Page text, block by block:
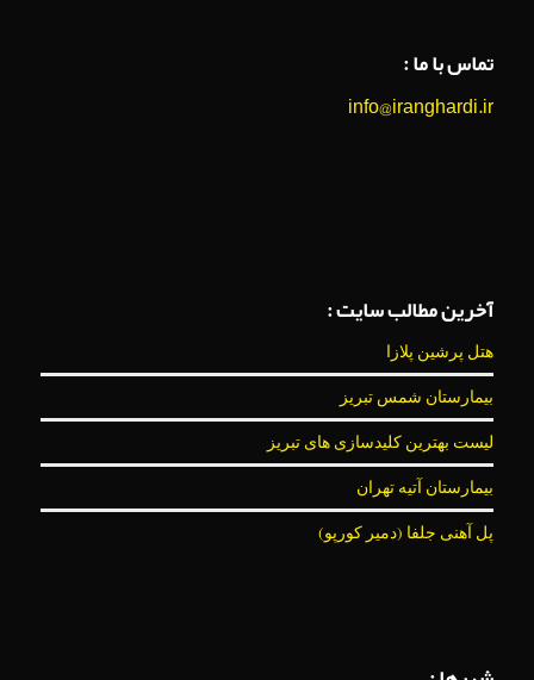
تماس با ما :
info@iranghardi.ir
آخرین مطالب سایت :
هتل پرشین پلازا
بیمارستان شمس تبریز
لیست بهترین کلیدسازی های تبریز
بیمارستان آتیه تهران
پل آهنی جلفا (دمیر کورپو)